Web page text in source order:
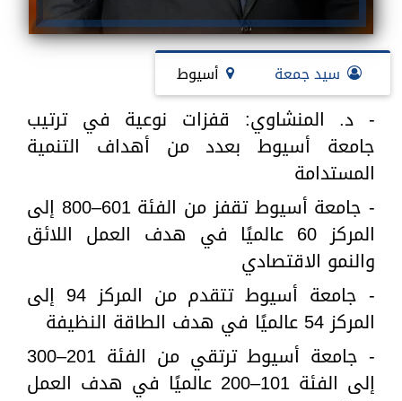
سيد جمعة أسيوط
- د. المنشاوي: قفزات نوعية في ترتيب
جامعة أسيوط بعدد من أهداف التنمية
المستدامة
- جامعة أسيوط تقفز من الفئة 601–800 إلى
المركز 60 عالميًا في هدف العمل اللائق
والنمو الاقتصادي
- جامعة أسيوط تتقدم من المركز 94 إلى
المركز 54 عالميًا في هدف الطاقة النظيفة
- جامعة أسيوط ترتقي من الفئة 201–300
إلى الفئة 101–200 عالميًا في هدف العمل